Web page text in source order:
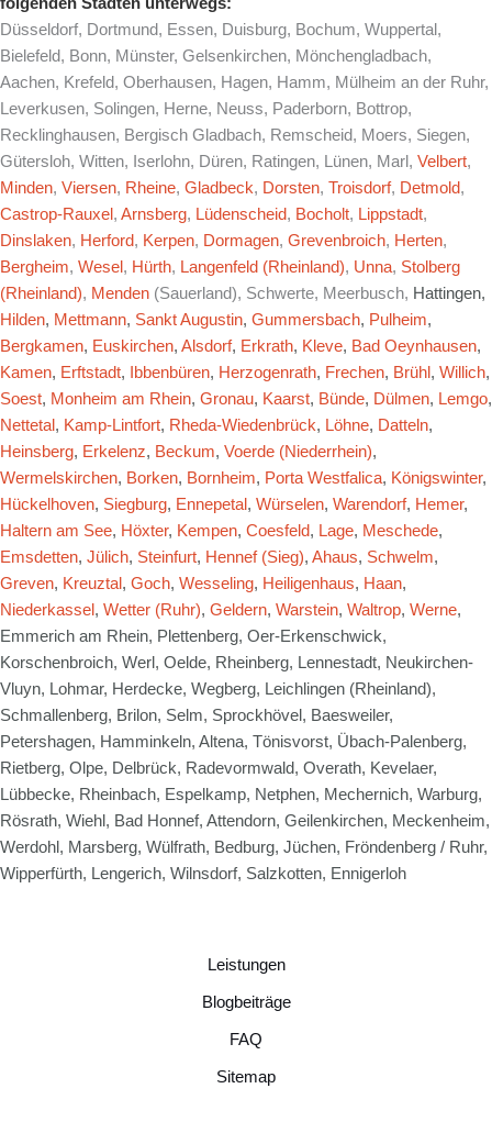
Düsseldorf, Dortmund, Essen, Duisburg, Bochum, Wuppertal,
Bielefeld, Bonn, Münster, Gelsenkirchen, Mönchengladbach,
Aachen, Krefeld, Oberhausen, Hagen, Hamm, Mülheim an der Ruhr,
Leverkusen, Solingen, Herne, Neuss, Paderborn, Bottrop,
Recklinghausen, Bergisch Gladbach, Remscheid, Moers, Siegen,
Gütersloh, Witten, Iserlohn, Düren, Ratingen, Lünen, Marl, Velbert,
Minden, Viersen, Rheine, Gladbeck, Dorsten, Troisdorf, Detmold,
Castrop-Rauxel , Arnsberg, Lüdenscheid, Bocholt, Lippstadt,
Dinslaken, Herford, Kerpen, Dormagen, Grevenbroich, Herten,
Bergheim, Wesel , Hürth, Langenfeld (Rheinland), Unna, Stolberg
(Rheinland), Menden (Sauerland), Schwerte, Meerbusch, Hattingen,
Hilden, Mettmann, Sankt Augustin, Gummersbach, Pulheim,
Bergkamen, Euskirchen, Alsdorf, Erkrath, Kleve, Bad Oeynhausen,
Kamen, Erftstadt, Ibbenbüren, Herzogenrath, Frechen, Brühl , Willich,
Soest, Monheim am Rhein, Gronau, Kaarst, Bünde, Dülmen, Lemgo,
Nettetal , Kamp-Lintfort, Rheda-Wiedenbrück, Löhne, Datteln,
Heinsberg, Erkelenz, Beckum, Voerde (Niederrhein),
Wermelskirchen, Borken, Bornheim, Porta Westfalica, Königswinter,
Hückelhoven, Siegburg, Ennepetal , Würselen, Warendorf, Hemer,
Haltern am See, Höxter, Kempen, Coesfeld, Lage, Meschede,
Emsdetten, Jülich, Steinfurt, Hennef (Sieg), Ahaus, Schwelm,
Greven, Kreuztal , Goch, Wesseling, Heiligenhaus, Haan,
Niederkassel , Wetter (Ruhr), Geldern, Warstein, Waltrop, Werne,
Emmerich am Rhein, Plettenberg, Oer-Erkenschwick,
Korschenbroich, Werl, Oelde, Rheinberg, Lennestadt, Neukirchen-
Vluyn, Lohmar, Herdecke, Wegberg, Leichlingen (Rheinland),
Schmallenberg, Brilon, Selm, Sprockhövel, Baesweiler,
Petershagen, Hamminkeln, Altena, Tönisvorst, Übach-Palenberg,
Rietberg, Olpe, Delbrück, Radevormwald, Overath, Kevelaer,
Lübbecke, Rheinbach, Espelkamp, Netphen, Mechernich, Warburg,
Rösrath, Wiehl, Bad Honnef, Attendorn, Geilenkirchen, Meckenheim,
Werdohl, Marsberg, Wülfrath, Bedburg, Jüchen, Fröndenberg / Ruhr,
Wipperfürth, Lengerich, Wilnsdorf, Salzkotten, Ennigerloh
Leistungen
Blogbeiträge
FAQ
Sitemap